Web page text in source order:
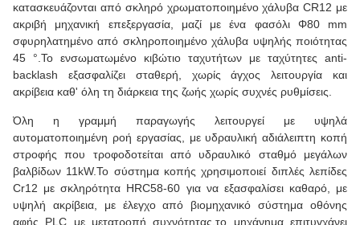
κατασκευάζονται από σκληρό χρωματοποιημένο χάλυβα CR12 με
ακριβή μηχανική επεξεργασία, μαζί με ένα φασόλι Φ80 mm
σφυρηλατημένο από σκληροποιημένο χάλυβα υψηλής ποιότητας
45 °.Το ενσωματωμένο κιβώτιο ταχυτήτων με ταχύτητες anti-
backlash εξασφαλίζει σταθερή, χωρίς άγχος λειτουργία και
ακρίβεια καθ' όλη τη διάρκεια της ζωής χωρίς συχνές ρυθμίσεις.
Όλη η γραμμή παραγωγής λειτουργεί με υψηλά
αυτοματοποιημένη ροή εργασίας, με υδραυλική αδιάλειπτη κοπή
στροφής που τροφοδοτείται από υδραυλικό σταθμό μεγάλων
βαλβίδων 11kW.Το σύστημα κοπής χρησιμοποιεί διπλές λεπίδες
Cr12 με σκληρότητα HRC58-60 για να εξασφαλίσει καθαρό, με
υψηλή ακρίβεια, με έλεγχο από βιομηχανικό σύστημα οθόνης
αφής PLC με μετατροπή συχνότητας,το μηχάνημα επιτυγχάνει